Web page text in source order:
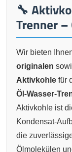
🔧
Trenner
Wir bieten
originalen
Aktivkohle für
Öl-Wasser-
Aktivkohle ist
Kondensat-
die
Ölmolekülen